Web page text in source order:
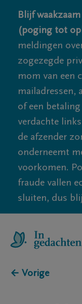
Blijf
(poging tot
meldingen
zogezegde
mom van een
mailadressen,
of een
verdachte
de afzender
onderneemt
voorkomen.
fraude vallen
sluiten, dus
← Vorige